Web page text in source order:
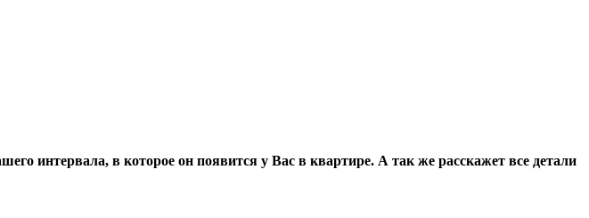
интервала, в которое он появится у Вас в квартире. А так же расскажет все детали